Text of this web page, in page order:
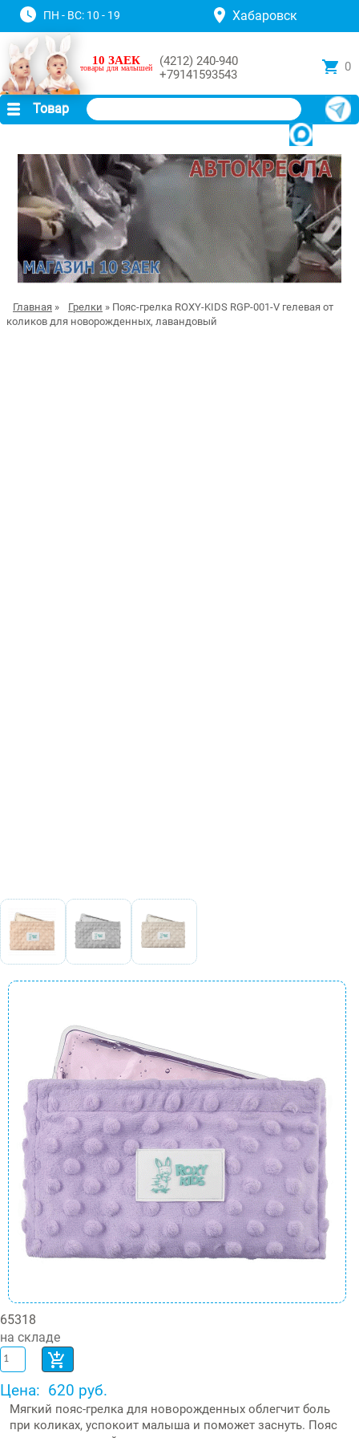
ПН - ВС: 10 - 19 Хабаровск
10 ЗАЕК
товары для малышей
(4212) 240-940
+79141593543
0
Товар
Главная » Грелки » Пояс-грелка ROXY-KIDS RGP-001-V гелевая от
коликов для новорожденных, лавандовый
65318
на складе
Цена: 620 руб.
Мягкий пояс-грелка для новорожденных облегчит боль
при коликах, успокоит малыша и поможет заснуть. Пояс